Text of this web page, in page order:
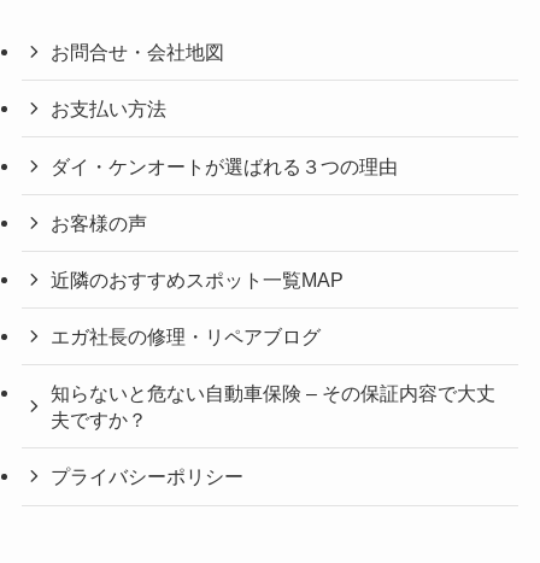
お問合せ・会社地図
お支払い方法
ダイ・ケンオートが選ばれる３つの理由
お客様の声
近隣のおすすめスポット一覧MAP
エガ社長の修理・リペアブログ
知らないと危ない自動車保険 – その保証内容で大丈
夫ですか？
プライバシーポリシー